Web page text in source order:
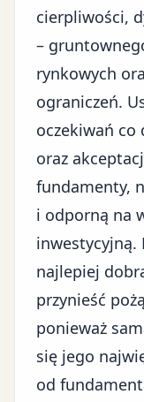
cierpliwości,
–
rynkowych
ograniczeń.
oczekiwań
oraz
fundamenty,
i odporną na
inwestycyjną.
najlepiej
przynieść
ponieważ
się jego
od